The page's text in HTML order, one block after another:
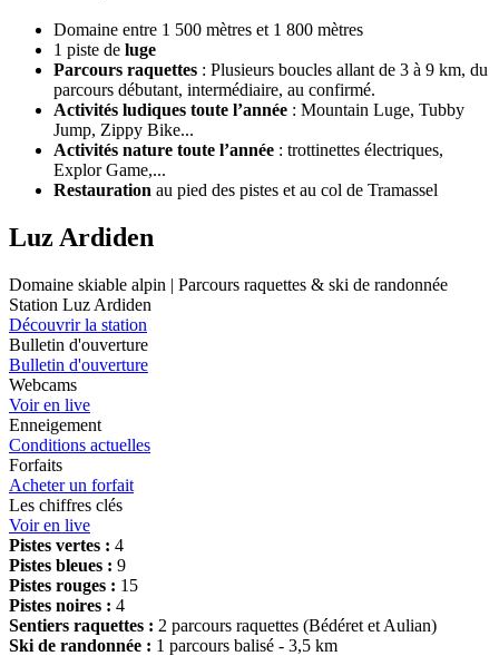
Domaine entre 1 500 mètres et 1 800 mètres
1 piste de luge
Parcours raquettes : Plusieurs boucles allant de 3 à 9 km, du
parcours débutant, intermédiaire, au confirmé.
Activités ludiques toute l’année : Mountain Luge, Tubby
Jump, Zippy Bike...
Activités nature toute l’année : trottinettes électriques,
Explor Game,...
Restauration au pied des pistes et au col de Tramassel
Luz Ardiden
Domaine skiable alpin | Parcours raquettes & ski de randonnée
Station Luz Ardiden
Découvrir la station
Bulletin d'ouverture
Bulletin d'ouverture
Webcams
Voir en live
Enneigement
Conditions actuelles
Forfaits
Acheter un forfait
Les chiffres clés
Voir en live
Pistes vertes : 4
Pistes bleues : 9
Pistes rouges : 15
Pistes noires : 4
Sentiers raquettes : 2 parcours raquettes (Bédéret et Aulian)
Ski de randonnée : 1 parcours balisé - 3,5 km